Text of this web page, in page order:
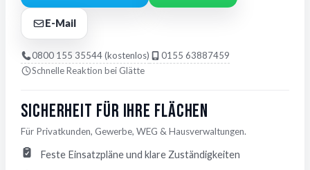
E-Mail
0800 155 35544 (kostenlos)
0155 63887459
Schnelle Reaktion bei Glätte
Sicherheit für Ihre Flächen
Für Privatkunden, Gewerbe, WEG & Hausverwaltungen.
Feste Einsatzpläne und klare Zuständigkeiten